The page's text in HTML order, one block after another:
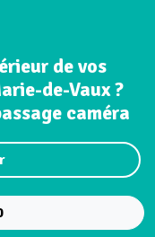
de vos
de-Vaux ?
caméra